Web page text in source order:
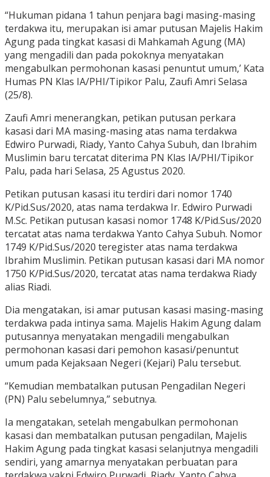
“Hukuman pidana 1 tahun penjara bagi masing-masing
terdakwa itu, merupakan isi amar putusan Majelis Hakim
Agung pada tingkat kasasi di Mahkamah Agung (MA)
yang mengadili dan pada pokoknya menyatakan
mengabulkan permohonan kasasi penuntut umum,’ Kata
Humas PN Klas IA/PHI/Tipikor Palu, Zaufi Amri Selasa
(25/8).
Zaufi Amri menerangkan, petikan putusan perkara
kasasi dari MA masing-masing atas nama terdakwa
Edwiro Purwadi, Riady, Yanto Cahya Subuh, dan Ibrahim
Muslimin baru tercatat diterima PN Klas IA/PHI/Tipikor
Palu, pada hari Selasa, 25 Agustus 2020.
Petikan putusan kasasi itu terdiri dari nomor 1740
K/Pid.Sus/2020, atas nama terdakwa Ir. Edwiro Purwadi
M.Sc. Petikan putusan kasasi nomor 1748 K/Pid.Sus/2020
tercatat atas nama terdakwa Yanto Cahya Subuh. Nomor
1749 K/Pid.Sus/2020 teregister atas nama terdakwa
Ibrahim Muslimin. Petikan putusan kasasi dari MA nomor
1750 K/Pid.Sus/2020, tercatat atas nama terdakwa Riady
alias Riadi.
Dia mengatakan, isi amar putusan kasasi masing-masing
terdakwa pada intinya sama. Majelis Hakim Agung dalam
putusannya menyatakan mengadili mengabulkan
permohonan kasasi dari pemohon kasasi/penuntut
umum pada Kejaksaan Negeri (Kejari) Palu tersebut.
“Kemudian membatalkan putusan Pengadilan Negeri
(PN) Palu sebelumnya,” sebutnya.
Ia mengatakan, setelah mengabulkan permohonan
kasasi dan membatalkan putusan pengadilan, Majelis
Hakim Agung pada tingkat kasasi selanjutnya mengadili
sendiri, yang amarnya menyatakan perbuatan para